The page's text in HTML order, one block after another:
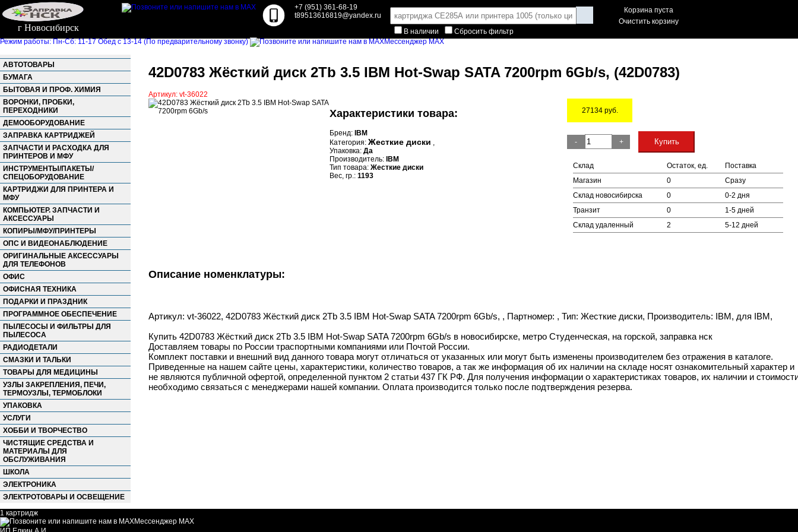
г Новосибирск
+7 (951) 361-68-19
t89513616819@yandex.ru
В наличии
Сбросить фильтр
Корзина пуста
Очистить корзину
Режим работы: Пн-Сб: 11-17 Обед с 13-14 (По предварительному звонку) Мессенджер MAX
АВТОТОВАРЫ
БУМАГА
БЫТОВАЯ И ПРОФ. ХИМИЯ
ВОРОНКИ, ПРОБКИ,
ПЕРЕХОДНИКИ
ДЕМООБОРУДОВАНИЕ
ЗАПРАВКА КАРТРИДЖЕЙ
ЗАПЧАСТИ И РАСХОДКА ДЛЯ
ПРИНТЕРОВ И МФУ
ИНСТРУМЕНТЫ/ПАКЕТЫ/
СПЕЦОБОРУДОВАНИЕ
КАРТРИДЖИ ДЛЯ ПРИНТЕРА И
МФУ
КОМПЬЮТЕР. ЗАПЧАСТИ И
АКСЕССУАРЫ
КОПИРЫ/МФУ/ПРИНТЕРЫ
ОПС И ВИДЕОНАБЛЮДЕНИЕ
ОРИГИНАЛЬНЫЕ АКСЕССУАРЫ
ДЛЯ ТЕЛЕФОНОВ
ОФИС
ОФИСНАЯ ТЕХНИКА
ПОДАРКИ И ПРАЗДНИК
ПРОГРАММНОЕ ОБЕСПЕЧЕНИЕ
ПЫЛЕСОСЫ И ФИЛЬТРЫ ДЛЯ
ПЫЛЕСОСА
РАДИОДЕТАЛИ
СМАЗКИ И ТАЛЬКИ
ТОВАРЫ ДЛЯ МЕДИЦИНЫ
УЗЛЫ ЗАКРЕПЛЕНИЯ, ПЕЧИ,
ТЕРМОУЗЛЫ, ТЕРМОБЛОКИ
УПАКОВКА
УСЛУГИ
ХОББИ И ТВОРЧЕСТВО
ЧИСТЯЩИЕ СРЕДСТВА И
МАТЕРИАЛЫ ДЛЯ
ОБСЛУЖИВАНИЯ
ШКОЛА
ЭЛЕКТРОНИКА
ЭЛЕКТРОТОВАРЫ И ОСВЕЩЕНИЕ
42D0783 Жёсткий диск 2Tb 3.5 IBM Hot-Swap SATA 7200rpm 6Gb/s, (42D0783)
Артикул: vt-36022
Характеристики товара:
Бренд: IBM
Категория: Жесткие диски ,
Упаковка: Да
Производитель: IBM
Тип товара: Жесткие диски
Вес, гр.: 1193
27134руб.
-
+ Купить
Склад Остаток, ед.
Поставка
Магазин
0
Сразу
Склад новосибирска
0
0-2 дня
Транзит
0
1-5 дней
Склад удаленный
2 5-12 дней
Описание номенклатуры:
Артикул: vt-36022, 42D0783 Жёсткий диск 2Tb 3.5 IBM Hot-Swap SATA 7200rpm 6Gb/s, , Партномер: , Тип: Жесткие диски, Производитель: IBM, для IBM,
Купить 42D0783 Жёсткий диск 2Tb 3.5 IBM Hot-Swap SATA 7200rpm 6Gb/s в новосибирске, метро Студенческая, на горской, заправка нск
Доставляем товары по России траспортными компаниями или Почтой России.
Комплект поставки и внешний вид данного товара могут отличаться от указанных или могут быть изменены производителем без отражения в каталоге.
Приведенные на нашем сайте цены, характеристики, количество товаров, а так же информация об их наличии на складе носят ознакомительный характер и
не являются публичной офертой, определенной пунктом 2 статьи 437 ГК РФ. Для получения информации о характеристиках товаров, их наличии и
необходимо связаться с менеджерами нашей компании. Оплата производится только после подтверждения резерва.
1 картридж
Мессенджер MAX